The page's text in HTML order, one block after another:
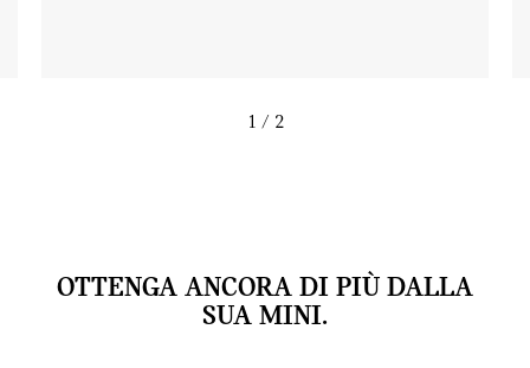
1 / 2
OTTENGA ANCORA DI PIÙ DALLA
SUA MINI.